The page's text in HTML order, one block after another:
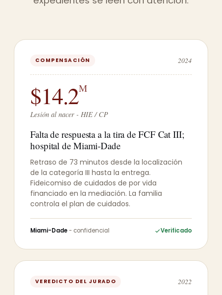
COMPENSACIÓN 2024
$14.2M
Lesión al nacer - HIE / CP
Falta de respuesta a la tira de FCF Cat III;
hospital de Miami-Dade
Retraso de 73 minutos desde la localización
de la categoría III hasta la entrega.
Fideicomiso de cuidados de por vida
financiado en la mediación. La familia
controla el plan de cuidados.
Miami-Dade- confidencial Verificado
VEREDICTO DEL JURADO 2022